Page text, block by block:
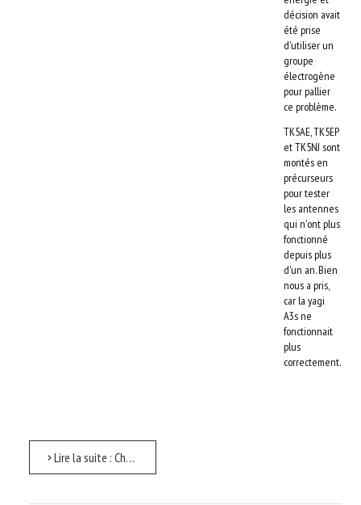
décision avait
été prise
d'utiliser un
groupe
électrogène
pour pallier
ce problème.
TK5AE, TK5EP
et TK5NJ sont
montés en
précurseurs
pour tester
les antennes
qui n'ont plus
fonctionné
depuis plus
d'un an. Bien
nous a pris,
car la yagi
A3s ne
fonctionnait
plus
correctement.
Lire la suite : Championnat de France 2019